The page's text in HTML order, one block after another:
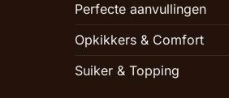
Perfecte aanvullingen
Opkikkers & Comfort
Suiker & Topping